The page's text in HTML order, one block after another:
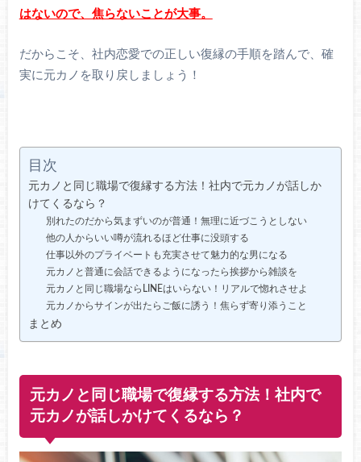
はないので、焦らないことが大事。
だからこそ、社内恋愛での正しい復縁の手順を踏んで、確
実に元カノを取り戻しましょう！
目次
元カノと同じ職場で復縁する方法！社内で元カノが話しか
けてくるなら？
別れたのだから気まずいのが普通！無理に近づこうとしない
他の人からいい噂が流れるほど仕事に没頭する
仕事以外のプライベートも充実させて魅力的な男になる
元カノと普通に会話できるようになったら挨拶から雑談を
元カノと同じ職場ならLINEはいらない！リアルで惚れさせよ
元カノからサインが出たらご飯に誘う！焦らず寄り添うこと
まとめ
元カノと同じ職場で復縁する方法！社内で
元カノが話しかけてくるなら？